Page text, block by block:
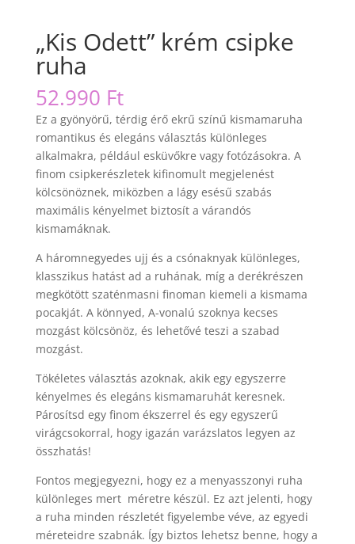
„Kis Odett” krém csipke
ruha
52.990 Ft
Ez a gyönyörű, térdig érő ekrű színű kismamaruha
romantikus és elegáns választás különleges
alkalmakra, például esküvőkre vagy fotózásokra. A
finom csipkerészletek kifinomult megjelenést
kölcsönöznek, miközben a lágy esésű szabás
maximális kényelmet biztosít a várandós
kismamáknak.
A háromnegyedes ujj és a csónaknyak különleges,
klasszikus hatást ad a ruhának, míg a derékrészen
megkötött szaténmasni finoman kiemeli a kismama
pocakját. A könnyed, A-vonalú szoknya kecses
mozgást kölcsönöz, és lehetővé teszi a szabad
mozgást.
Tökéletes választás azoknak, akik egy egyszerre
kényelmes és elegáns kismamaruhát keresnek.
Párosítsd egy finom ékszerrel és egy egyszerű
virágcsokorral, hogy igazán varázslatos legyen az
összhatás!
Fontos megjegyezni, hogy ez a menyasszonyi ruha
különleges mert méretre készül. Ez azt jelenti, hogy
a ruha minden részletét figyelembe véve, az egyedi
méreteidre szabnák. Így biztos lehetsz benne, hogy a